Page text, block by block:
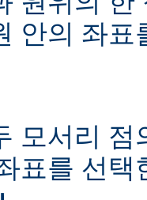
안의 좌표
모서리 점
표를 선택